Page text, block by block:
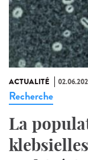
ACTUALITÉ
Recherche
La